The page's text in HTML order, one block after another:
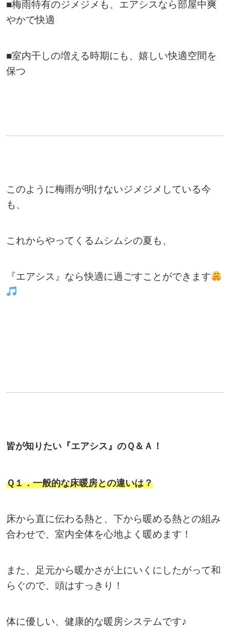
■梅雨特有のジメジメも、エアシスなら部屋中爽
やかで快適
■室内干しの増える時期にも、嬉しい快適空間を
保つ
このように梅雨が明けないジメジメしている今
も、
これからやってくるムシムシの夏も、
『エアシス』なら快適に過ごすことができます
皆が知りたい『エアシス』のＱ＆Ａ！
Ｑ１．一般的な床暖房との違いは？
床から直に伝わる熱と、下から暖める熱との組み
合わせで、室内全体を心地よく暖めます！
また、足元から暖かさが上にいくにしたがって和
らぐので、頭はすっきり！
体に優しい、健康的な暖房システムです♪